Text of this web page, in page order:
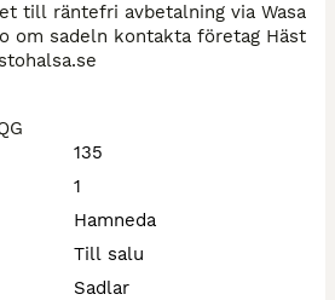
till räntefri avbetalning via Wasa
om sadeln kontakta företag Häst
135
1
Hamneda
Till salu
Sadlar